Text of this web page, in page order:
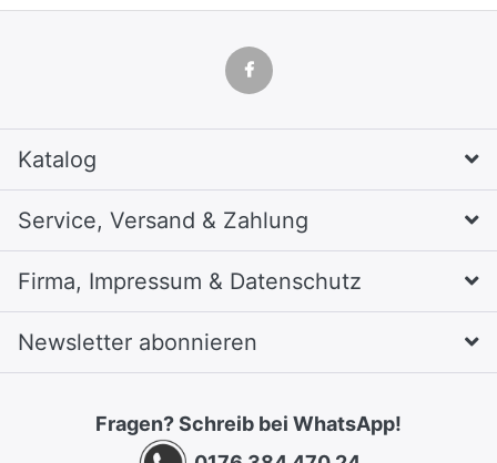
Katalog
Service, Versand & Zahlung
Firma, Impressum & Datenschutz
Newsletter abonnieren
Fragen? Schreib bei WhatsApp!